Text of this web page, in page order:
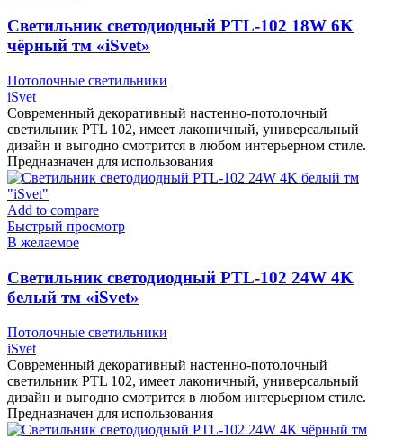
Cветильник светодиодный PTL-102 18W 6K
чёрный тм «iSvet»
Потолочные светильники
iSvet
Современный декоративный настенно-потолочный
светильник PTL 102, имеет лаконичный, универсальный
дизайн и выгодно смотрится в любом интерьерном стиле.
Предназначен для использования
Add to compare
Быстрый просмотр
В желаемое
Cветильник светодиодный PTL-102 24W 4K
белый тм «iSvet»
Потолочные светильники
iSvet
Современный декоративный настенно-потолочный
светильник PTL 102, имеет лаконичный, универсальный
дизайн и выгодно смотрится в любом интерьерном стиле.
Предназначен для использования